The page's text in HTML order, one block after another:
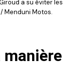
a su éviter les
Menduni Motos.
manière